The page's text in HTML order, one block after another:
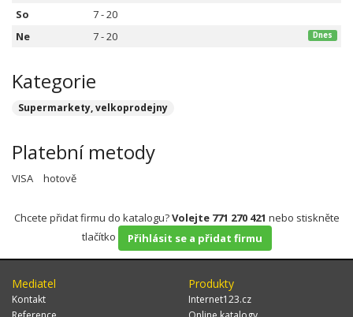
So
7 - 20
Ne
7 - 20 Dnes
Kategorie
Supermarkety, velkoprodejny
Platební metody
VISA hotově
Chcete přidat firmu do katalogu?Volejte 771 270 421 nebo stiskněte
tlačítko
Přihlásit se a přidat firmu
Mediatel
Kontakt
Produkty
Internet123.cz